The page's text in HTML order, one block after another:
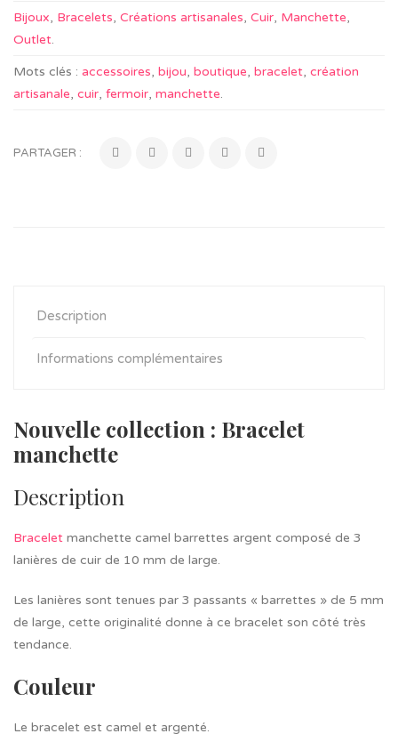
Bijoux, Bracelets, Créations artisanales, Cuir, Manchette,
Outlet.
Mots clés : accessoires, bijou, boutique, bracelet, création
artisanale, cuir, fermoir, manchette.
PARTAGER :
Description
Informations complémentaires
Nouvelle collection : Bracelet
manchette
Description
Bracelet manchette camel barrettes argent composé de 3
lanières de cuir de 10 mm de large.
Les lanières sont tenues par 3 passants « barrettes » de 5 mm
de large, cette originalité donne à ce bracelet son côté très
tendance.
Couleur
Le bracelet est camel et argenté.